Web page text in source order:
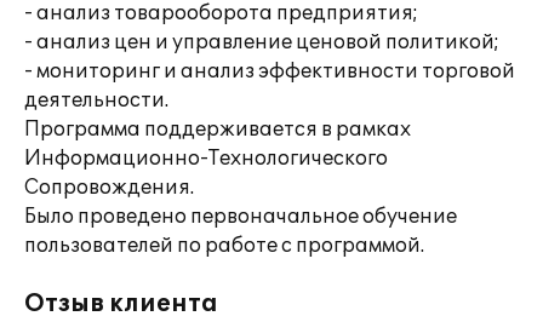
- анализ товарооборота предприятия;
- анализ цен и управление ценовой политикой;
- мониторинг и анализ эффективности торговой
деятельности.
Программа поддерживается в рамках
Информационно-Технологического
Сопровождения.
Было проведено первоначальное обучение
пользователей по работе с программой.
Отзыв клиента